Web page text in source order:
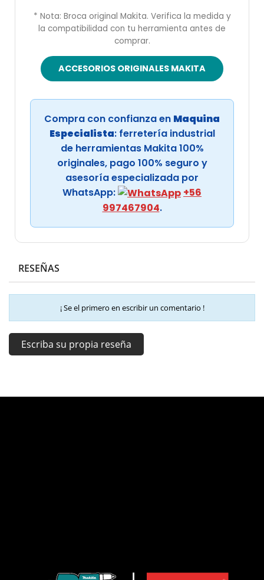
* Nota: Broca original Makita. Verifica la medida y
la compatibilidad con tu herramienta antes de
comprar.
ACCESORIOS ORIGINALES MAKITA
Compra con confianza en Maquina
Especialista: ferretería industrial
de herramientas Makita 100%
originales, pago 100% seguro y
asesoría especializada por
WhatsApp:
+56
997467904.
RESEÑAS
¡ Se el primero en escribir un comentario !
Escriba su propia reseña